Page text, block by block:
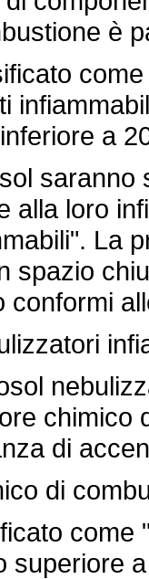
è
come
a
saranno
alla loro
La
spazio
conformi
chimico
di
di
come
superiore